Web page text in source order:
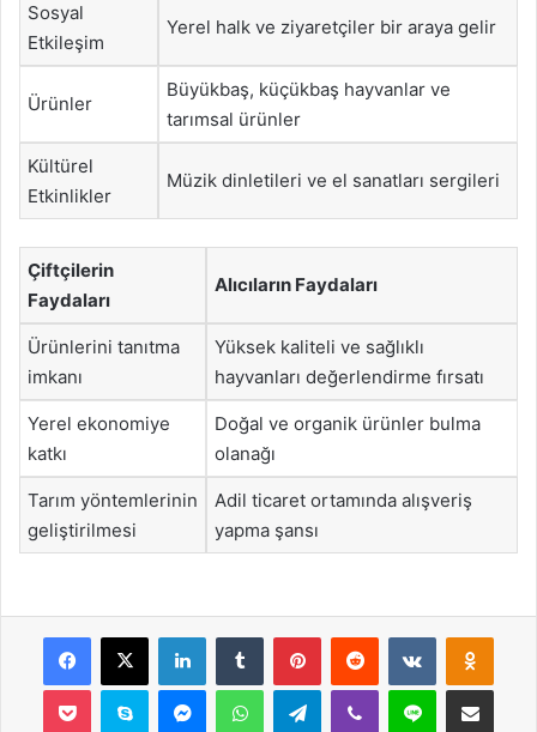
Sosyal
Etkileşim
Yerel halk ve ziyaretçiler bir araya gelir
Ürünler
Büyükbaş, küçükbaş hayvanlar ve
tarımsal ürünler
Kültürel
Etkinlikler
Müzik dinletileri ve el sanatları sergileri
Çiftçilerin
Faydaları
Alıcıların Faydaları
Ürünlerini tanıtma
imkanı
Yüksek kaliteli ve sağlıklı
hayvanları değerlendirme fırsatı
Yerel ekonomiye
katkı
Doğal ve organik ürünler bulma
olanağı
Tarım yöntemlerinin
geliştirilmesi
Adil ticaret ortamında alışveriş
yapma şansı
Facebook
X LinkedInTumblr PinterestReddit VKontakte
Pocket Skype MessengerWhatsAppTelegramViber Line E-Posta ile